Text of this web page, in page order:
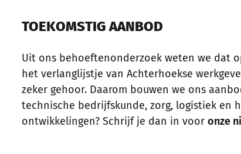
TOEKOMSTIG AANBOD
Uit ons behoeftenonderzoek weten we dat
het verlanglijstje van Achterhoekse
zeker gehoor. Daarom bouwen we ons
technische bedrijfskunde, zorg, logistiek en
ontwikkelingen? Schrijf je dan in voor onze